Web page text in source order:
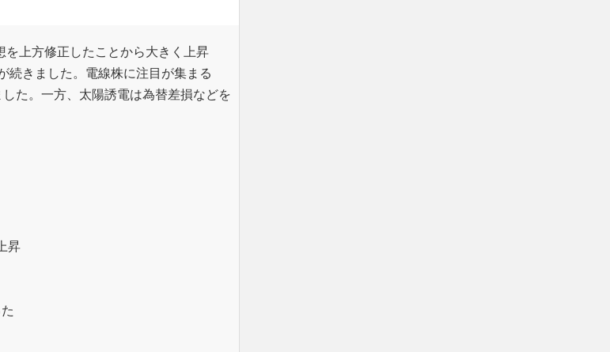
上方修正したことから大きく上昇
続きました。電線株に注目が集まる
た。一方、太陽誘電は為替差損などを
昇